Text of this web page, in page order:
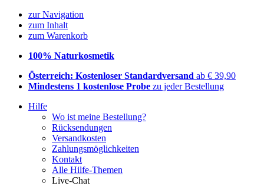
zur Navigation
zum Inhalt
zum Warenkorb
100% Naturkosmetik
Österreich: Kostenloser Standardversand ab € 39,90
Mindestens 1 kostenlose Probe zu jeder Bestellung
Hilfe
Wo ist meine Bestellung?
Rücksendungen
Versandkosten
Zahlungsmöglichkeiten
Kontakt
Alle Hilfe-Themen
Live-Chat